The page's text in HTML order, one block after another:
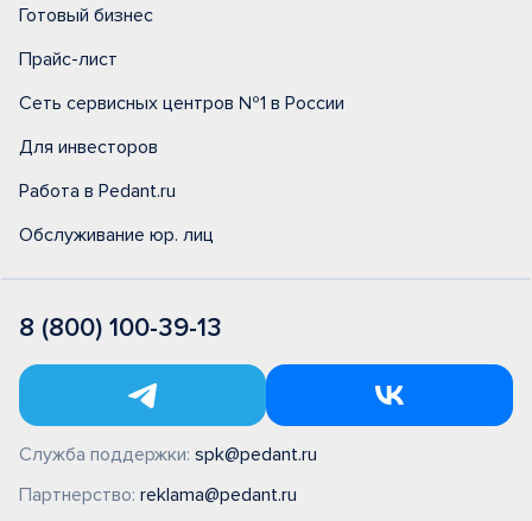
Готовый бизнес
Прайс-лист
Сеть сервисных центров №1 в России
Для инвесторов
Работа в Pedant.ru
Обслуживание юр. лиц
8 (800) 100-39-13
Служба поддержки: spk@pedant.ru
Партнерство: reklama@pedant.ru